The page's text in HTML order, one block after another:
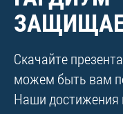
Скачайте
можем быть вам
Наши достижения